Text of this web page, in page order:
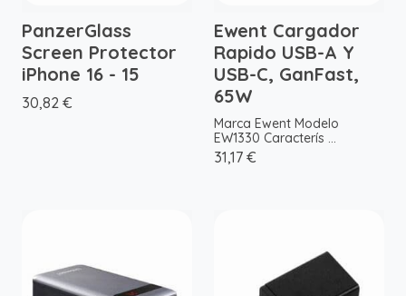
PanzerGlass
Screen Protector
iPhone 16 - 15
30,82 €
Ewent Cargador
Rapido USB-A Y
USB-C, GanFast,
65W
Marca Ewent Modelo
EW1330 Caracterís ...
31,17 €